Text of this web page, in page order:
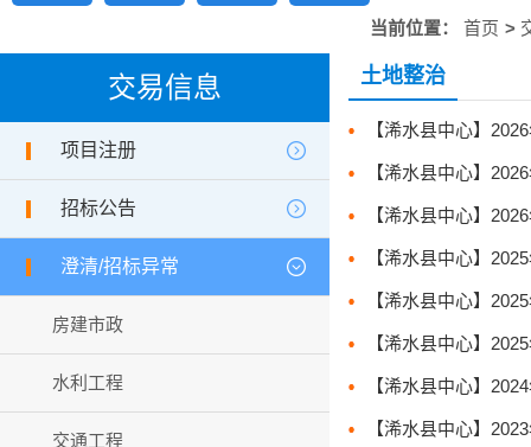
当前位置： 首页 >
交易信息
项目注册
招标公告
澄清/招标异常
房建市政
水利工程
交通工程
土地整治